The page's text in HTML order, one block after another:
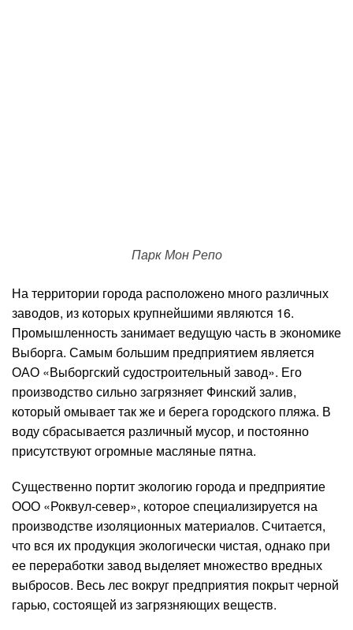
Парк Мон Репо
На территории города расположено много различных
заводов, из которых крупнейшими являются 16.
Промышленность занимает ведущую часть в экономике
Выборга. Самым большим предприятием является
ОАО «Выборгский судостроительный завод». Его
производство сильно загрязняет Финский залив,
который омывает так же и берега городского пляжа. В
воду сбрасывается различный мусор, и постоянно
присутствуют огромные масляные пятна.
Существенно портит экологию города и предприятие
ООО «Роквул-север», которое специализируется на
производстве изоляционных материалов. Считается,
что вся их продукция экологически чистая, однако при
ее переработки завод выделяет множество вредных
выбросов. Весь лес вокруг предприятия покрыт черной
гарью, состоящей из загрязняющих веществ.